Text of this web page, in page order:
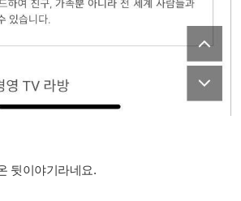
뒷이야기라네요.